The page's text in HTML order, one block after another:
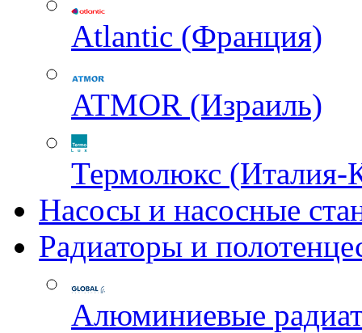
Atlantic (Франция)
ATMOR (Израиль)
Термолюкс (Италия-
Насосы и насосные
Радиаторы и
Алюминиевые